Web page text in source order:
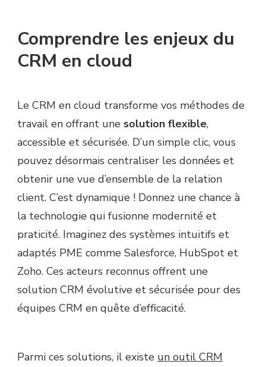
Comprendre les enjeux du
CRM en cloud
Le CRM en cloud transforme vos méthodes de
travail en offrant une solution flexible,
accessible et sécurisée. D’un simple clic, vous
pouvez désormais centraliser les données et
obtenir une vue d’ensemble de la relation
client. C’est dynamique ! Donnez une chance à
la technologie qui fusionne modernité et
praticité. Imaginez des systèmes intuitifs et
adaptés PME comme Salesforce, HubSpot et
Zoho. Ces acteurs reconnus offrent une
solution CRM évolutive et sécurisée pour des
équipes CRM en quête d’efficacité.
Parmi ces solutions, il existe un outil CRM